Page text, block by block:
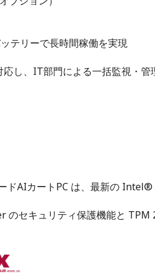
テリーで長時間稼働を実現
し、IT部門による一括監視・管
ドAIカートPC は、最新の
のセキュリティ保護機能と